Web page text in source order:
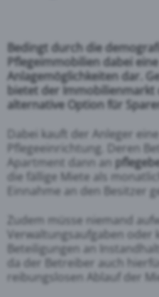
Bedingt durch die
Pflegeimmobilien dabei
Anlagemöglichkeiten dar.
bietet der Immobilienmarkt
alternative Option für
Dabei kauft der Anleger
Pflegeeinrichtung. Deren
Apartment dann an
die fällige Miete als
Einnahme an den Besitzer
Zudem müsse niemand
Verwaltungsaufgaben oder
Beteiligungen an
da der Betreiber auch
reibungslosen Ablauf der